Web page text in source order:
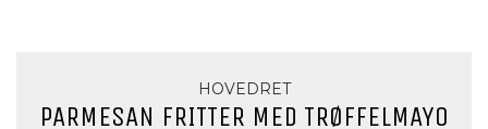
HOVEDRET
PARMESAN FRITTER MED TRØFFELMAYO